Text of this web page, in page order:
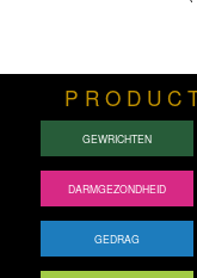
GEWRICHTEN
DARMGEZONDHEID
GEDRAG